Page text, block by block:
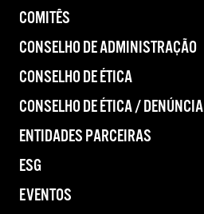
COMITÊS
CONSELHO DE ADMINISTRAÇÃO
CONSELHO DE ÉTICA
CONSELHO DE ÉTICA / DENÚNCIA
ENTIDADES PARCEIRAS
ESG
EVENTOS